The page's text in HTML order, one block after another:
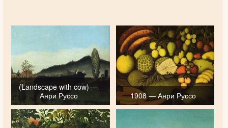
(Landscape with cow) —
Анри Руссо
1908 — Анри Руссо